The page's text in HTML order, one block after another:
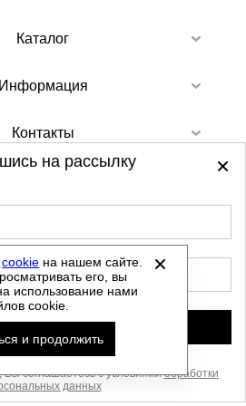
Каталог
Информация
Контакты
- Sellgroup.ru - все права
защищены.
интернет магазином и
публичной офертой.
персональных данных
-
cookie на нашем сайте.
его, вы
использование нами
cookie.
и продолжить
на рассылку
соглашаетесь с условиямиобработки
данных